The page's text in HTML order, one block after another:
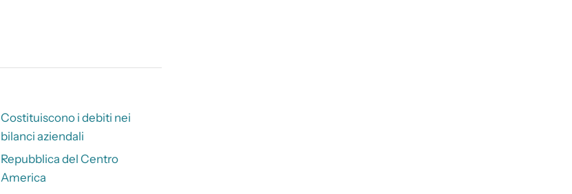
Costituiscono i debiti nei
bilanci aziendali
Repubblica del Centro
America